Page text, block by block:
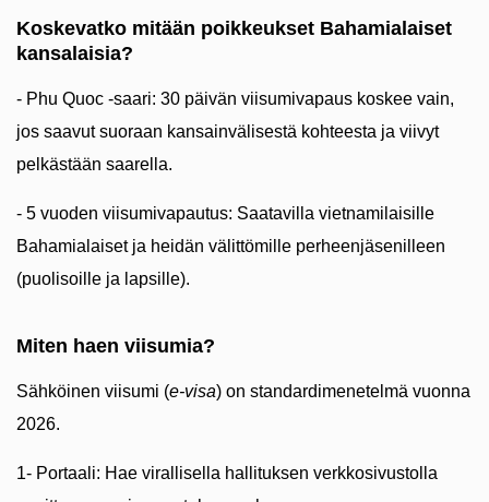
Koskevatko mitään poikkeukset Bahamialaiset
kansalaisia?
- Phu Quoc -saari: 30 päivän viisumivapaus koskee vain,
jos saavut suoraan kansainvälisestä kohteesta ja viivyt
pelkästään saarella.
- 5 vuoden viisumivapautus: Saatavilla vietnamilaisille
Bahamialaiset ja heidän välittömille perheenjäsenilleen
(puolisoille ja lapsille).
Miten haen viisumia?
Sähköinen viisumi (e-visa) on standardimenetelmä vuonna
2026.
1- Portaali: Hae virallisella hallituksen verkkosivustolla